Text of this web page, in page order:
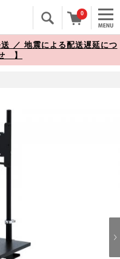
0
／ 地震による配送遅延につ
】